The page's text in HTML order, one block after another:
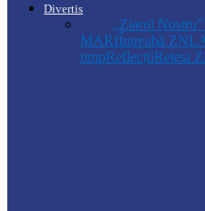
Divertis
,,Ziarul
MARIÎntreabă ZN
timpReflecțiiReteta